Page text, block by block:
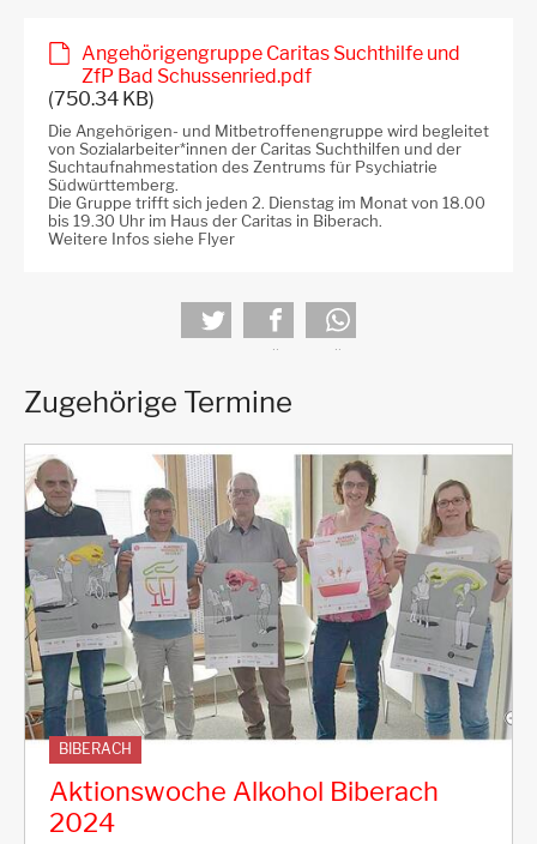
Angehörigengruppe Caritas Suchthilfe und
ZfP Bad Schussenried.pdf
(750.34 KB)
Die Angehörigen- und Mitbetroffenengruppe wird begleitet
von Sozialarbeiter*innen der Caritas Suchthilfen und der
Suchtaufnahmestation des Zentrums für Psychiatrie
Südwürttemberg.
Die Gruppe trifft sich jeden 2. Dienstag im Monat von 18.00
bis 19.30 Uhr im Haus der Caritas in Biberach.
Weitere Infos siehe Flyer
teilen teilen
Zugehörige Termine
BIBERACH
Aktionswoche Alkohol Biberach
2024